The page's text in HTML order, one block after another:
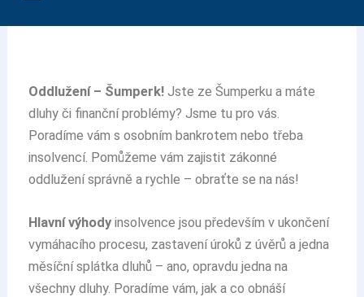
Oddlužení – Šumperk! Jste ze Šumperku a máte
dluhy či finanční problémy? Jsme tu pro vás.
Poradíme vám s osobním bankrotem nebo třeba
insolvencí. Pomůžeme vám zajistit zákonné
oddlužení správně a rychle – obraťte se na nás!
Hlavní výhody insolvence jsou především v ukončení
vymáhacího procesu, zastavení úroků z úvěrů a jedna
měsíční splátka dluhů – ano, opravdu jedna na
všechny dluhy. Poradíme vám, jak a co obnáší